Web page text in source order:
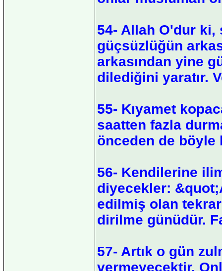
54- Allah O'dur ki,
güçsüzlüğün
arkasından yine
dilediğini yaratır.
55- Kıyamet
saatten fazla
önceden de böyle
56- Kendilerine
diyecekler:
edilmiş olan
dirilme günüdür.
57- Artık o gün
vermeyecektir.